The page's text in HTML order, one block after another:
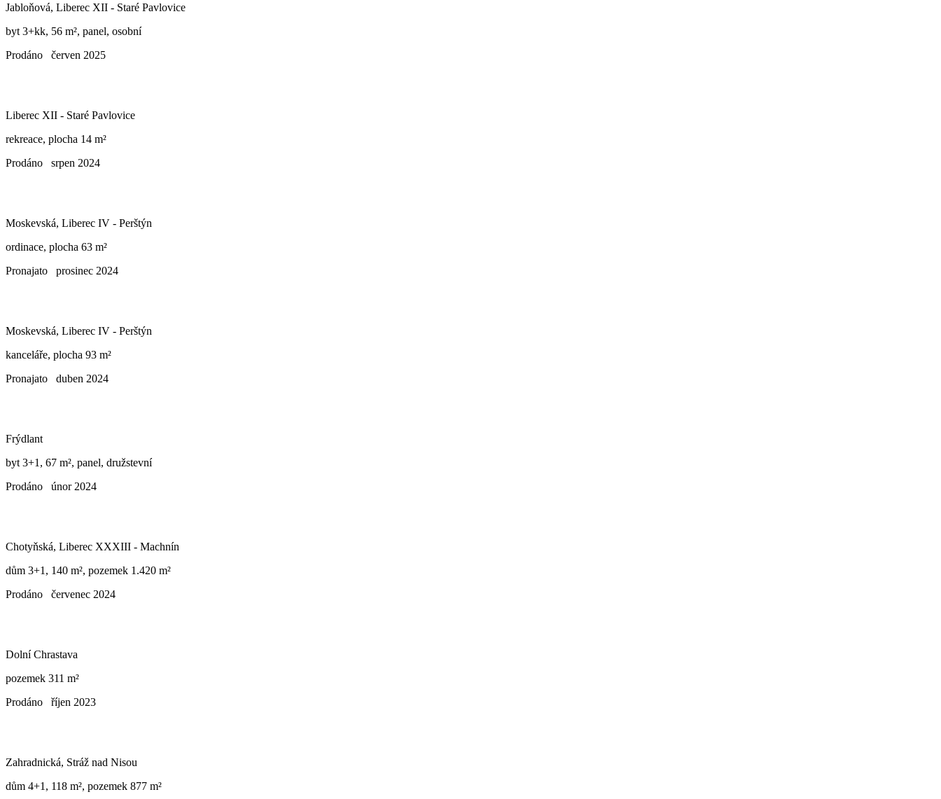
Jabloňová, Liberec XII - Staré Pavlovice
byt 3+kk, 56 m², panel, osobní
Prodáno
červen 2025
Liberec XII - Staré Pavlovice
rekreace, plocha 14 m²
Prodáno
srpen 2024
Moskevská, Liberec IV - Perštýn
ordinace, plocha 63 m²
Pronajato
prosinec 2024
Moskevská, Liberec IV - Perštýn
kanceláře, plocha 93 m²
Pronajato
duben 2024
Frýdlant
byt 3+1, 67 m², panel, družstevní
Prodáno
únor 2024
Chotyňská, Liberec XXXIII - Machnín
dům 3+1, 140 m², pozemek 1.420 m²
Prodáno
červenec 2024
Dolní Chrastava
pozemek 311 m²
Prodáno
říjen 2023
Zahradnická, Stráž nad Nisou
dům 4+1, 118 m², pozemek 877 m²